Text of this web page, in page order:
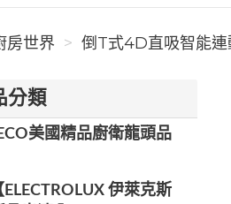
房世界 倒T式4D直吸智能連
分類
美國精品廚衛龍頭品
伊萊克斯